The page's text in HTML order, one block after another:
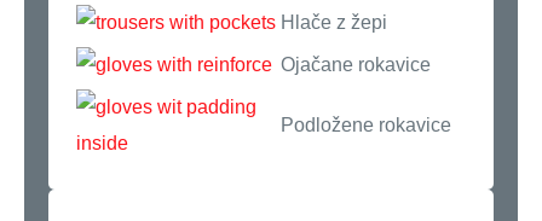
Hlače z žepi
Ojačane rokavice
Podložene rokavice